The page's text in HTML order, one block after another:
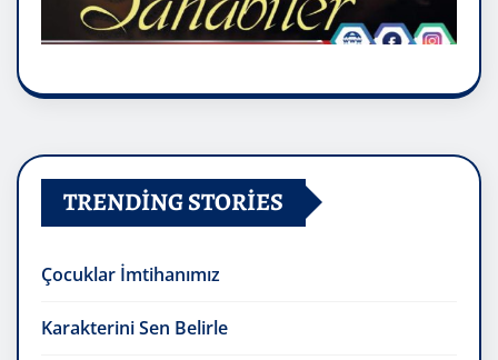
TRENDING STORIES
Çocuklar İmtihanımız
Karakterini Sen Belirle